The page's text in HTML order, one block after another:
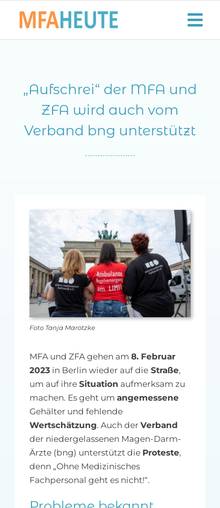
Inhalt
Aktuelles
MFA-heute Newsletter-Anmeldung
Über uns
Ihre Werbung auf MFA-heute.de
nach:
„Aufschrei“ der MFA und
ZFA wird auch vom
Verband bng unterstützt
Foto Tanja Marotzke
MFA und ZFA gehen am 8. Februar
2023in Berlin wieder auf dieStraße,
um auf ihre Situation aufmerksam zu
machen. Es geht um angemessene
Gehälter und fehlende
Wertschätzung. Auch der Verband
der niedergelassenen Magen-Darm-
Ärzte (bng) unterstützt die Proteste,
denn „Ohne Medizinisches
Fachpersonal geht es nicht!“.